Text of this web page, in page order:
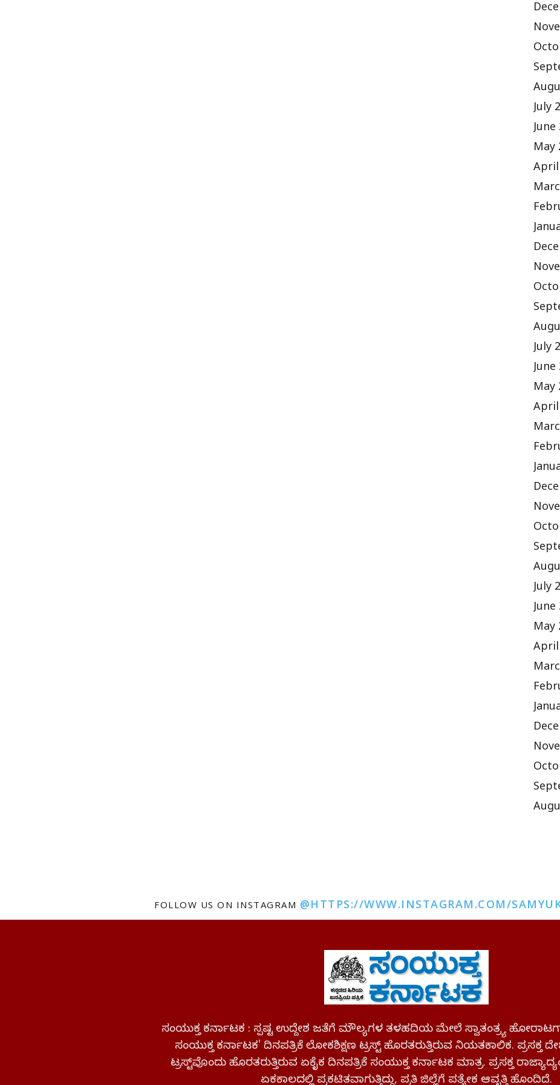
July
June
May
April
July
June
May
April
July
June
May
April
FOLLOW US ON INSTAGRAM @HTTPS://WWW.INSTAGRAM.COM/
ಸಂಯುಕ್ತ ಕರ್ನಾಟಕ : ಸ್ಪಷ್ಟ ಉದ್ದೇಶ ಜತೆಗೆ ಮೌಲ್ಯಗಳ ತಳಹದಿಯ ಮೇಲೆ ಸ್ವಾತಂತ್ರ್ಯ
ಸಂಯುಕ್ತ ಕರ್ನಾಟಕ' ದಿನಪತ್ರಿಕೆ ಲೋಕಶಿಕ್ಷಣ ಟ್ರಸ್ಟ್ ಹೊರತರುತ್ತಿರುವ ನಿಯತಕಾಲಿಕ. ಪ್ರಸಕ್ತ
ಟ್ರಸ್ಟ್‌ವೊಂದು ಹೊರತರುತ್ತಿರುವ ಏಕೈಕ ದಿನಪತ್ರಿಕೆ ಸಂಯುಕ್ತ ಕರ್ನಾಟಕ ಮಾತ್ರ. ಪ್ರಸಕ್ತ
ಏಕಕಾಲದಲ್ಲಿ ಪ್ರಕಟಿತವಾಗುತ್ತಿದ್ದು, ಪ್ರತಿ ಜಿಲ್ಲೆಗೆ ಪತ್ಯೇಕ ಆವೃತ್ತಿ ಹೊಂದಿದೆ.